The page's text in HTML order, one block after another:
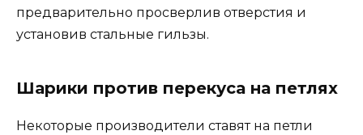
предварительно просверлив отверстия и
установив стальные гильзы.
Шарики против перекуса на петлях
Некоторые производители ставят на петли